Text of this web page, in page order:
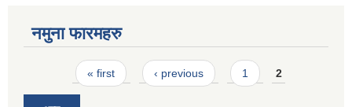
नमुना फारमहरु
Pages« first ‹ previous 1 2